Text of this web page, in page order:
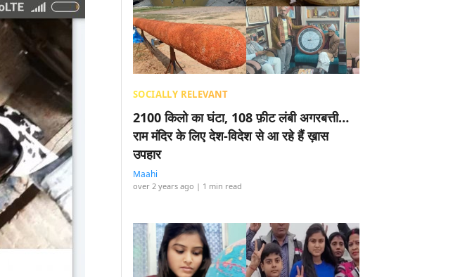
SOCIALLY RELEVANT
2100 किलो का घंटा, 108 फ़ीट लंबी अगरबत्ती…
राम मंदिर के लिए देश-विदेश से आ रहे हैं ख़ास
उपहार
Maahi
over 2 years ago | 1 min read